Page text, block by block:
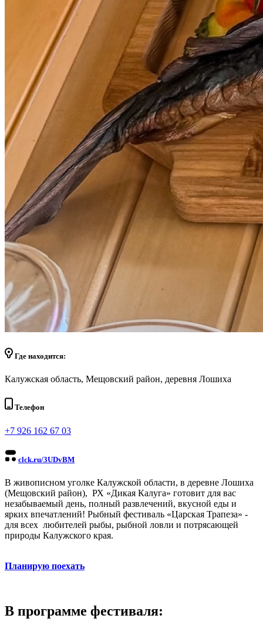
Где находится:
Калужская область, Мещовский район, деревня Лошиха
Телефон
+7 926 162 67 03
clck.ru/3UDvBM
В живописном уголке Калужской области, в деревне Лошиха
(Мещовский район), РХ «Дикая Калуга» готовит для вас
незабываемый день, полный развлечений, вкусной еды и
ярких впечатлений! Рыбный фестиваль «Царская Трапеза» -
для всех любителей рыбы, рыбной ловли и потрясающей
природы Калужского края.
Планирую поехать
В программе фестиваля: